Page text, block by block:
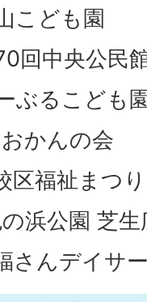
こども園
回中央公民
ぶるこども
かんの会
区福祉まつり
浜公園 芝生
さんデイサ